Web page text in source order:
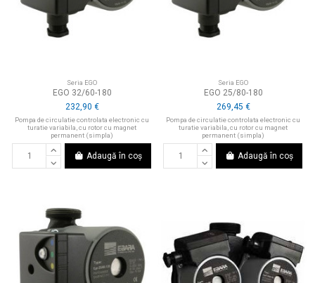
Seria EGO
EGO 32/60-180
232,90 €
Pompa de circulatie controlata electronic cu
turatie variabila, cu rotor cu magnet
permanent (simpla)
Adaugă în coș
Seria EGO
EGO 25/80-180
269,45 €
Pompa de circulatie controlata electronic cu
turatie variabila, cu rotor cu magnet
permanent (simpla)
Adaugă în coș